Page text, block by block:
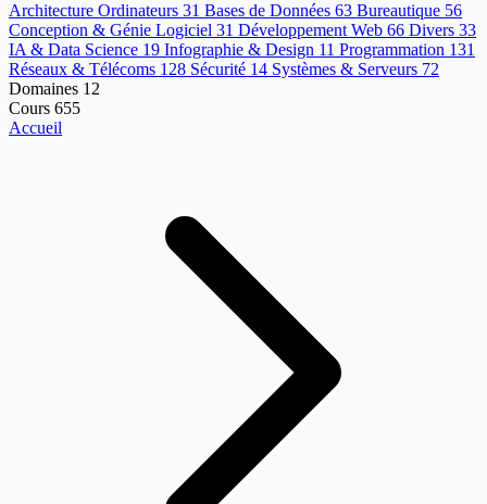
Architecture Ordinateurs 31 Bases de Données 63 Bureautique 56
Conception & Génie Logiciel 31 Développement Web 66 Divers 33
IA & Data Science 19 Infographie & Design 11 Programmation 131
Réseaux & Télécoms 128 Sécurité 14 Systèmes & Serveurs 72
Domaines 12
Cours 655
Accueil